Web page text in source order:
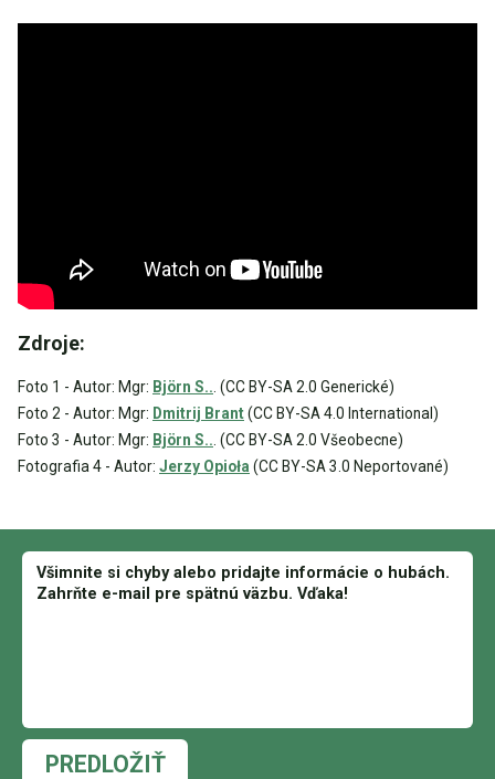
Zdroje:
Foto 1 - Autor: Mgr: Björn S.. . (CC BY-SA 2.0 Generické)
Foto 2 - Autor: Mgr: Dmitrij Brant(CC BY-SA 4.0 International)
Foto 3 - Autor: Mgr: Björn S.. . (CC BY-SA 2.0 Všeobecne)
Fotografia 4 - Autor: Jerzy Opioła (CC BY-SA 3.0 Neportované)
PREDLOŽIŤ